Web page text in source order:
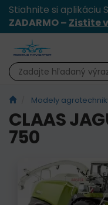
Stiahnite si
ZADARMO – Zistite
Modely
CLAAS
750